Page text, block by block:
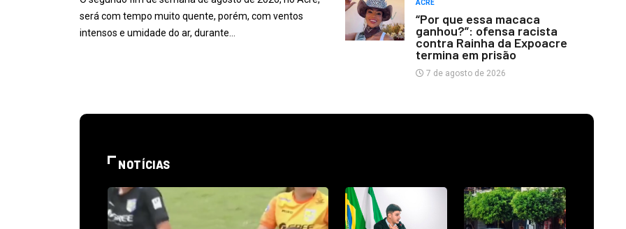
será com tempo muito quente, porém, com ventos
intensos e umidade do ar, durante…
ACRE
“Por que essa macaca
ganhou?”: ofensa racista
contra Rainha da Expoacre
termina em prisão
7 de agosto de 2026
NOTÍCIAS